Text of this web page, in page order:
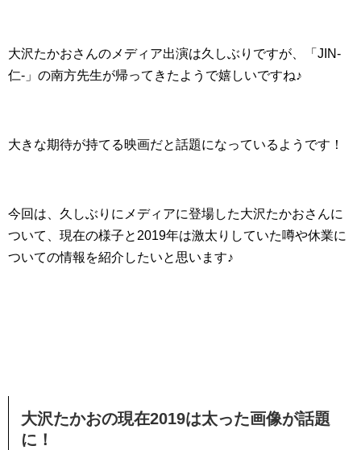
大沢たかおさんのメディア出演は久しぶりですが、「JIN-
仁-」の南方先生が帰ってきたようで嬉しいですね♪
大きな期待が持てる映画だと話題になっているようです！
今回は、久しぶりにメディアに登場した大沢たかおさんに
ついて、現在の様子と2019年は激太りしていた噂や休業に
ついての情報を紹介したいと思います♪
大沢たかおの現在2019は太った画像が話題
に！